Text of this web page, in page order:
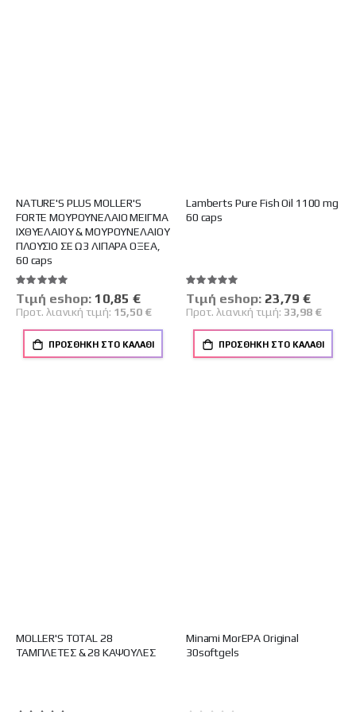
NATURE'S PLUS MOLLER'S
FORTE ΜΟΥΡΟΥΝΕΛΑΙΟ ΜΕΙΓΜΑ
ΙΧΘΥΕΛΑΙΟΥ & ΜΟΥΡΟΥΝΕΛΑΙΟΥ
ΠΛΟΥΣΙΟ ΣΕ Ω3 ΛΙΠΑΡΑ ΟΞΕΑ,
60 caps
Βαθμολογία:
100%
Tιμή eshop: Ειδική
Τιμή
10,85 €
Προτ. λιανική τιμή: 15,50 €
ΠΡΟΣΘΉΚΗ ΣΤΟ ΚΑΛΆΘΙ
Lamberts Pure Fish Oil 1100 mg
60 caps
Βαθμολογία:
100%
Tιμή eshop: Ειδική
Τιμή
23,79 €
Προτ. λιανική τιμή: 33,98 €
ΠΡΟΣΘΉΚΗ ΣΤΟ ΚΑΛΆΘΙ
MOLLER'S TOTAL 28
ΤΑΜΠΛΕΤΕΣ & 28 ΚΑΨΟΥΛΕΣ
Minami MorEPA Original
30softgels